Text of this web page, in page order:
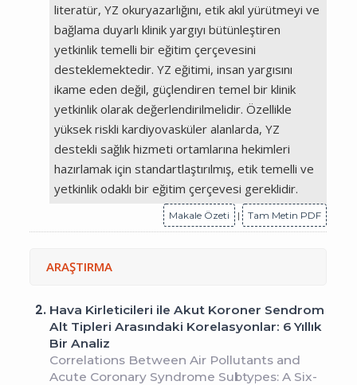
literatür, YZ okuryazarlığını, etik akıl yürütmeyi ve
bağlama duyarlı klinik yargıyı bütünleştiren
yetkinlik temelli bir eğitim çerçevesini
desteklemektedir. YZ eğitimi, insan yargısını
ikame eden değil, güçlendiren temel bir klinik
yetkinlik olarak değerlendirilmelidir. Özellikle
yüksek riskli kardiyovasküler alanlarda, YZ
destekli sağlık hizmeti ortamlarına hekimleri
hazırlamak için standartlaştırılmış, etik temelli ve
yetkinlik odaklı bir eğitim çerçevesi gereklidir.
Makale Özeti | Tam Metin PDF
ARAŞTIRMA
2. Hava Kirleticileri ile Akut Koroner Sendrom
Alt Tipleri Arasındaki Korelasyonlar: 6 Yıllık
Bir Analiz
Correlations Between Air Pollutants and
Acute Coronary Syndrome Subtypes: A Six-